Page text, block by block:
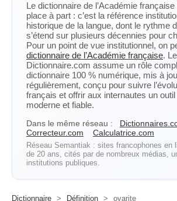
Le dictionnaire de l’Académie
place à part : c’est la référence
historique de la langue, dont le rythme
s’étend sur plusieurs décennies pour
Pour un point de vue institutionnel, on
dictionnaire de l’Académie française.
Dictionnaire.com assume un rôle
dictionnaire 100 % numérique, mis à
régulièrement, conçu pour suivre
français et offrir aux internautes un outil
moderne et fiable.
Dans le même réseau :
Correcteur.com
Calculatrice.com
Réseau Semantiak : sites francophones en
de 20 ans, cités par de nombreux médias,
institutions publiques.
Dictionnaire > Définition > ovarite